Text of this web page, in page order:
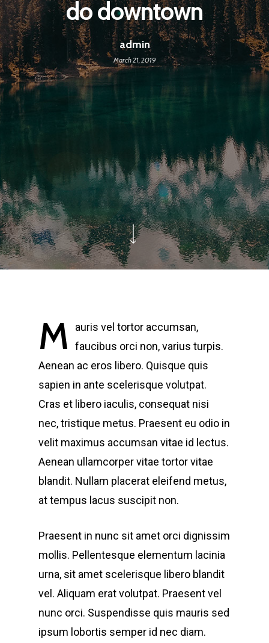
do downtown
admin
March 21, 2019
M
auris vel tortor accumsan,
faucibus orci non, varius turpis.
Aenean ac eros libero. Quisque quis
sapien in ante scelerisque volutpat.
Cras et libero iaculis, consequat nisi
nec, tristique metus. Praesent eu odio in
velit maximus accumsan vitae id lectus.
Aenean ullamcorper vitae tortor vitae
blandit. Nullam placerat eleifend metus,
at tempus lacus suscipit non.
Praesent in nunc sit amet orci dignissim
mollis. Pellentesque elementum lacinia
urna, sit amet scelerisque libero blandit
vel. Aliquam erat volutpat. Praesent vel
nunc orci. Suspendisse quis mauris sed
ipsum lobortis semper id nec diam.